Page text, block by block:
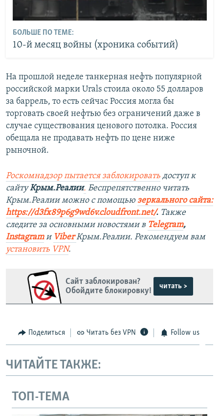
БОЛЬШЕ ПО ТЕМЕ:
10-й месяц войны (хроника событий)
На прошлой неделе танкерная нефть популярной
российской марки Urals стоила около 55 долларов
за баррель, то есть сейчас Россия могла бы
торговать своей нефтью без ограничений даже в
случае существования ценового потолка. Россия
обещала не продавать нефть по цене ниже
рыночной.
Роскомнадзор пытается заблокировать доступ к
сайтуКрым.Реалии. Беспрепятственно читать
Крым.Реалии можно с помощью зеркального сайта:
https://d3fx89p6g9wd6v.cloudfront.net/. ​ Также
следите за основными новостями в Telegram,
Instagram и ViberКрым.Реалии. Рекомендуем вам
установить VPN.
Сайт заблокирован?
Обойдите блокировку!
читать >
Поделиться Читать без VPN Follow us
ЧИТАЙТЕ ТАКЖЕ:
ТОП-ТЕМА